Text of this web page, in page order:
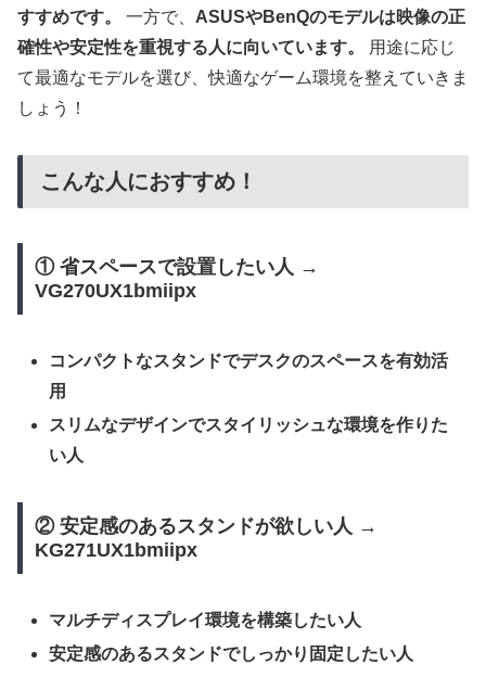
すすめです。
一方で、 ASUSやBenQのモデルは映像の正
確性や安定性を重視する人に向いています。
用途に応じ
て最適なモデルを選び、快適なゲーム環境を整えていきま
しょう！
こんな人におすすめ！
① 省スペースで設置したい人 →
VG270UX1bmiipx
コンパクトなスタンドでデスクのスペースを有効活
用
スリムなデザインでスタイリッシュな環境を作りた
い人
② 安定感のあるスタンドが欲しい人 →
KG271UX1bmiipx
マルチディスプレイ環境を構築したい人
安定感のあるスタンドでしっかり固定したい人